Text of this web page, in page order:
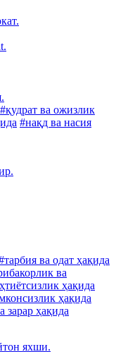
#қудрат ва ожизлик
#нақд ва насия
ва одат ҳақида
ва
ҳақида
ҳақида
зарар ҳақида
яхши.